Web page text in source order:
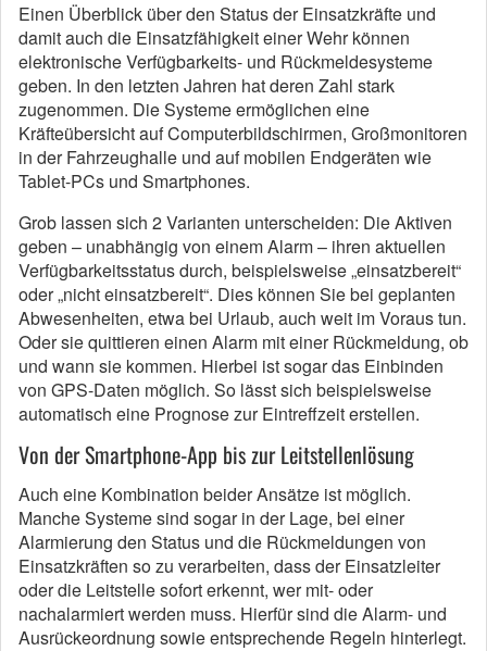
Einen Überblick über den Status der Einsatzkräfte und
damit auch die Einsatzfähigkeit einer Wehr können
elektronische Verfügbarkeits- und Rückmeldesysteme
geben. In den letzten Jahren hat deren Zahl stark
zugenommen. Die Systeme ermöglichen eine
Kräfteübersicht auf Computerbildschirmen, Großmonitoren
in der Fahrzeughalle und auf mobilen Endgeräten wie
Tablet-PCs und Smartphones.
Grob lassen sich 2 Varianten unterscheiden: Die Aktiven
geben – unabhängig von einem Alarm – ihren aktuellen
Verfügbarkeitsstatus durch, beispielsweise „einsatzbereit“
oder „nicht einsatzbereit“. Dies können Sie bei geplanten
Abwesenheiten, etwa bei Urlaub, auch weit im Voraus tun.
Oder sie quittieren einen Alarm mit einer Rückmeldung, ob
und wann sie kommen. Hierbei ist sogar das Einbinden
von GPS-Daten möglich. So lässt sich beispielsweise
automatisch eine Prognose zur Eintreffzeit erstellen.
Von der Smartphone-App bis zur Leitstellenlösung
Auch eine Kombination beider Ansätze ist möglich.
Manche Systeme sind sogar in der Lage, bei einer
Alarmierung den Status und die Rückmeldungen von
Einsatzkräften so zu verarbeiten, dass der Einsatzleiter
oder die Leitstelle sofort erkennt, wer mit- oder
nachalarmiert werden muss. Hierfür sind die Alarm- und
Ausrückeordnung sowie entsprechende Regeln hinterlegt.